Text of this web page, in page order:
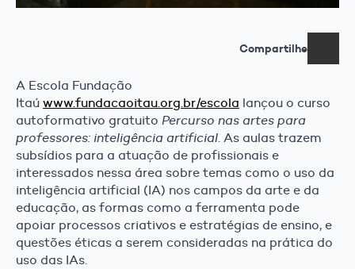
Compartilhe
A Escola Fundação
Itaú www.fundacaoitau.org.br/escola lançou o curso
autoformativo gratuito Percurso nas artes para
professores: inteligência artificial. As aulas trazem
subsídios para a atuação de profissionais e
interessados nessa área sobre temas como o uso da
inteligência artificial (IA) nos campos da arte e da
educação, as formas como a ferramenta pode
apoiar processos criativos e estratégias de ensino, e
questões éticas a serem consideradas na prática do
uso das IAs.